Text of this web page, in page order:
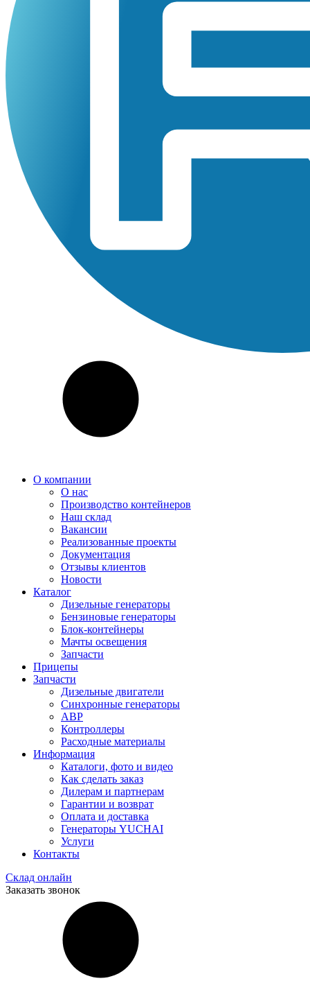
О компании
О нас
Производство контейнеров
Наш склад
Вакансии
Реализованные проекты
Документация
Отзывы клиентов
Новости
Каталог
Дизельные генераторы
Бензиновые генераторы
Блок-контейнеры
Мачты освещения
Запчасти
Прицепы
Запчасти
Дизельные двигатели
Синхронные генераторы
АВР
Контроллеры
Расходные материалы
Информация
Каталоги, фото и видео
Как сделать заказ
Дилерам и партнерам
Гарантии и возврат
Оплата и доставка
Генераторы YUCHAI
Услуги
Контакты
Склад онлайн
Заказать звонок